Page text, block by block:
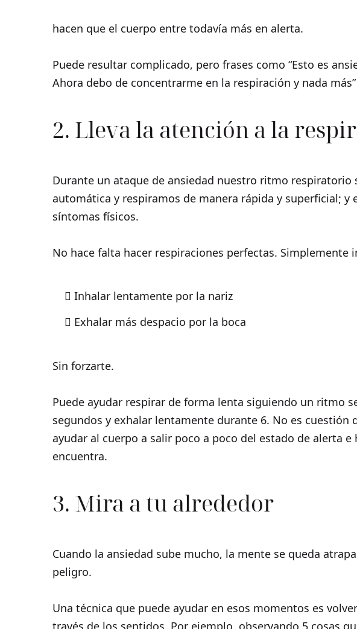
hacen que el cuerpo entre todavía más en alerta.
Puede resultar complicado, pero frases como “Esto es
Ahora debo de concentrarme en la respiración y nada
2. Lleva la atención a la
Durante un ataque de ansiedad nuestro ritmo respiratorio
automática y respiramos de manera rápida y superficial; y
síntomas físicos.
No hace falta hacer respiraciones perfectas. Simplemente
Inhalar lentamente por la nariz
Exhalar más despacio por la boca
Sin forzarte.
Puede ayudar respirar de forma lenta siguiendo un ritmo
segundos y exhalar lentamente durante 6. No es cuestión
ayudar al cuerpo a salir poco a poco del estado de alerta
encuentra.
3. Mira a tu alrededor
Cuando la ansiedad sube mucho, la mente se queda
peligro.
Una técnica que puede ayudar en esos momentos es
través de los sentidos. Por ejemplo, observando 5 cosas